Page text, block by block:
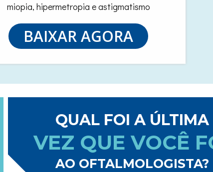
miopia, hipermetropia e astigmatismo
BAIXAR AGORA
QUAL FOI A ÚLTIMA
VEZ QUE VOCÊ
AO OFTALMOLOGISTA?